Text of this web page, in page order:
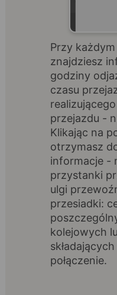
Przy każdym
znajdziesz
godziny
czasu
przejazdu -
Klikając na
otrzymasz
informacje -
przystanki
ulgi
przesiadki:
kolejowych
składających
połączenie.